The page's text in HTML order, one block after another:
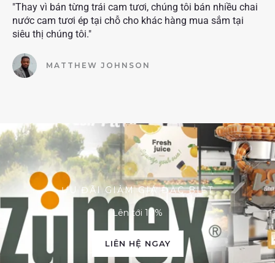
"Thay vì bán từng trái cam tươi, chúng tôi bán nhiều chai
nước cam tươi ép tại chỗ cho khác hàng mua sắm tại
siêu thị chúng tôi."
MATTHEW JOHNSON
ƯU ĐÃI GIẢM GIÁ ĐẶC BIỆT
Lên tới 10%
LIÊN HỆ NGAY